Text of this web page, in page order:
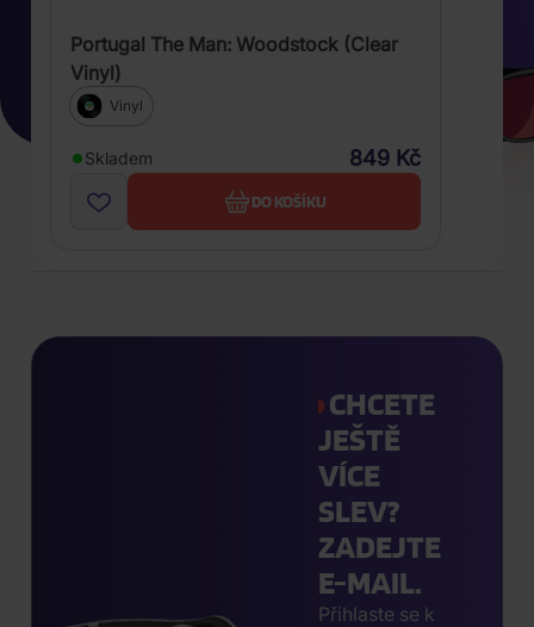
Portugal The Man: Woodstock (Clear
Vinyl)
Vinyl
Skladem 849 Kč
DO KOŠÍKU
CHCETE
JEŠTĚ
VÍCE
SLEV?
ZADEJTE
E-MAIL.
Přihlaste se k